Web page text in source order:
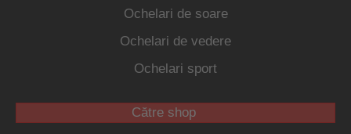
Ochelari de soare
Ochelari de vedere
Ochelari sport
Către shop